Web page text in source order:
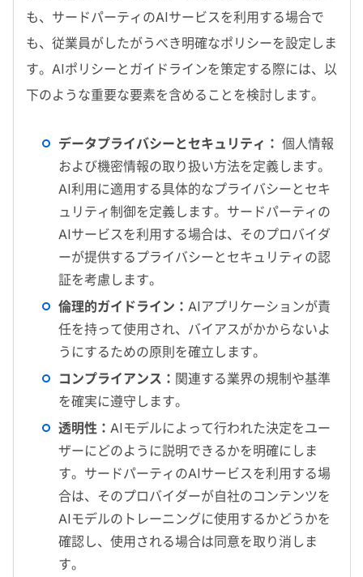
も、サードパーティのAIサービスを利用する場合で
も、従業員がしたがうべき明確なポリシーを設定しま
す。AIポリシーとガイドラインを策定する際には、以
下のような重要な要素を含めることを検討します。
データプライバシーとセキュリティ： 個人情報
および機密情報の取り扱い方法を定義します。
AI利用に適用する具体的なプライバシーとセキ
ュリティ制御を定義します。サードパーティの
AIサービスを利用する場合は、そのプロバイダ
ーが提供するプライバシーとセキュリティの認
証を考慮します。
倫理的ガイドライン： AIアプリケーションが責
任を持って使用され、バイアスがかからないよ
うにするための原則を確立します。
コンプライアンス： 関連する業界の規制や基準
を確実に遵守します。
透明性： AIモデルによって行われた決定をユー
ザーにどのように説明できるかを明確にしま
す。サードパーティのAIサービスを利用する場
合は、そのプロバイダーが自社のコンテンツを
AIモデルのトレーニングに使用するかどうかを
確認し、使用される場合は同意を取り消しま
す。